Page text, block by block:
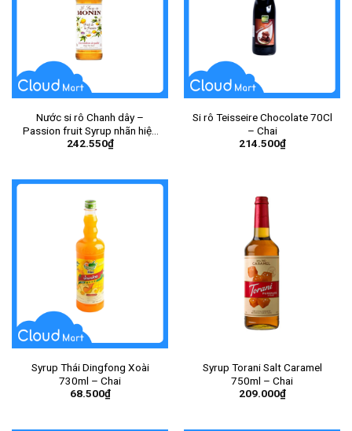
Nước si rô Chanh dây –
Passion fruit Syrup nhãn hiệu
Monin 700ml – Chai
242.550₫
Si rô Teisseire Chocolate 70Cl
– Chai
214.500₫
Syrup Thái Dingfong Xoài
730ml – Chai
68.500₫
Syrup Torani Salt Caramel
750ml – Chai
209.000₫